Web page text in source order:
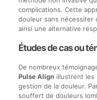
complications. Cette
douleur sans
ainsi une alternative
Études de cas ou
De nombreux
Pulse Alignillustrent les
gestion de la douleur.
souffert de douleurs